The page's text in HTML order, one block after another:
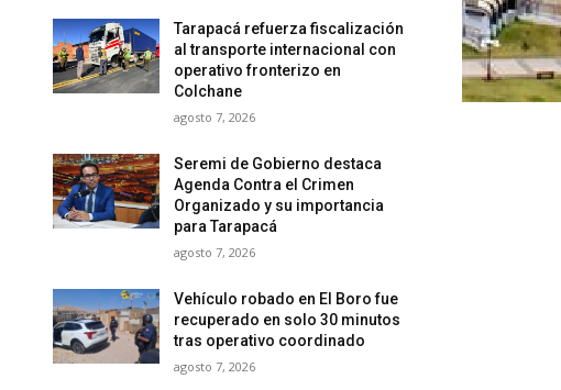
Tarapacá refuerza fiscalización
al transporte internacional con
operativo fronterizo en
Colchane
agosto 7, 2026
Seremi de Gobierno destaca
Agenda Contra el Crimen
Organizado y su importancia
para Tarapacá
agosto 7, 2026
Vehículo robado en El Boro fue
recuperado en solo 30 minutos
tras operativo coordinado
agosto 7, 2026